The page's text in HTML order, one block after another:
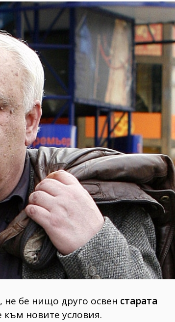
не бе нищо друго освен старата
към новите условия.